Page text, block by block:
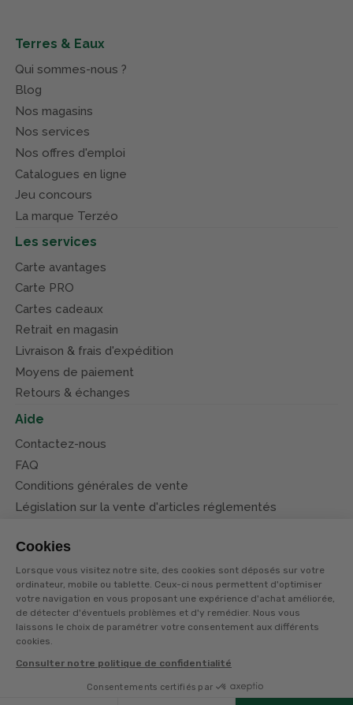
Cookies
Lorsque vous visitez notre site, des cookies sont déposés sur votre
ordinateur, mobile ou tablette. Ceux-ci nous permettent d'optimiser
votre navigation en vous proposant une expérience d'achat améliorée,
de détecter d'éventuels problèmes et d'y remédier. Nous vous
laissons le choix de paramétrer votre consentement aux différents
cookies.
Consulter notre politique de confidentialité
Consentements certifiés par
Terres & Eaux
Qui sommes-nous ?
Blog
Nos magasins
Nos services
Nos offres d'emploi
Catalogues en ligne
Jeu concours
La marque Terzéo
Les services
Carte avantages
Carte PRO
Cartes cadeaux
Retrait en magasin
Livraison & frais d'expédition
Moyens de paiement
Retours & échanges
Aide
Contactez-nous
FAQ
Conditions générales de vente
Législation sur la vente d'articles réglementés
Conditions de nos offres
Suivez-nous
© Terres et eaux 2026
Mentions légales